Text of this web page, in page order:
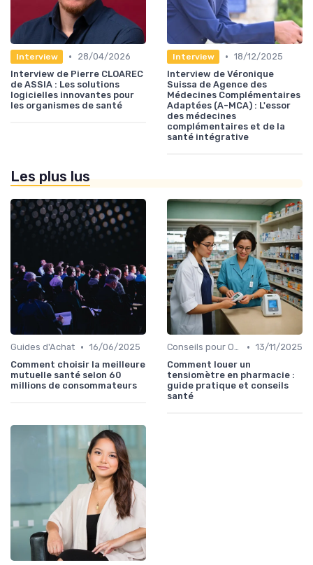
Interview •
28/04/2026
Interview de Pierre CLOAREC
de ASSIA : Les solutions
logicielles innovantes pour
les organismes de santé
Interview • 18/12/2025
Interview de Véronique
Suissa de Agence des
Médecines Complémentaires
Adaptées (A-MCA) : L'essor
des médecines
complémentaires et de la
santé intégrative
Les plus lus
Guides d'Achat • 16/06/2025
Comment choisir la meilleure
mutuelle santé selon 60
millions de consommateurs
Conseils pour Optimiser sa Couverture • 13/11/2025
Comment louer un
tensiomètre en pharmacie :
guide pratique et conseils
santé